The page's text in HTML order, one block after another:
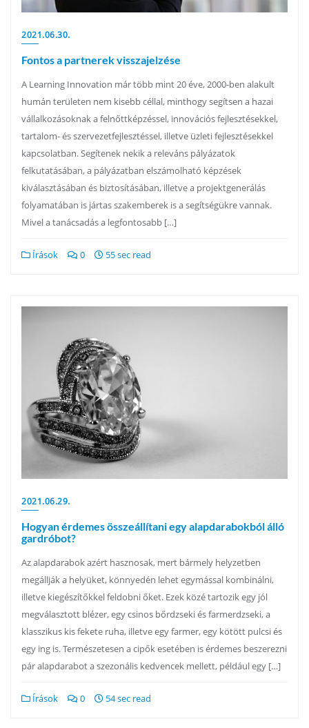
2021.06.30.
Fontos a partnerek visszajelzése
A Learning Innovation már több mint 20 éve, 2000-ben alakult
humán területen nem kisebb céllal, minthogy segítsen a hazai
vállalkozásoknak a felnőttképzéssel, innovációs fejlesztésekkel,
tartalom- és szervezetfejlesztéssel, illetve üzleti fejlesztésekkel
kapcsolatban. Segítenek nekik a releváns pályázatok
felkutatásában, a pályázatban elszámolható képzések
kiválasztásában és biztosításában, illetve a projektgenerálás
folyamatában is jártas szakemberek is a segítségükre vannak.
Mivel a tanácsadás a legfontosabb […]
Írások 0 55 sec read
2021.06.29.
Hogyan érdemes összeállítani egy alapdarabokból álló
gardróbot?
Az alapdarabok azért hasznosak, mert bármely helyzetben
megállják a helyüket, könnyedén lehet egymással kombinálni,
illetve kiegészítőkkel feldobni őket. Ezek közé tartozik egy jól
megválasztott blézer, egy csinos bőrdzseki és farmerdzseki, a
klasszikus kis fekete ruha, illetve egy farmer, egy kötött pulcsi és
egy ing is. Természetesen a cipők esetében is érdemes beszerezni
pár alapdarabot a szezonális kedvencek mellett, például egy […]
Írások 0 54 sec read